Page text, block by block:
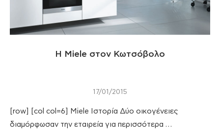
Η Miele στον Κωτσόβολο
17/01/2015
[row] [col col=6] Miele Ιστορία Δύο οικογένειες
διαμόρφωσαν την εταιρεία για περισσότερα …